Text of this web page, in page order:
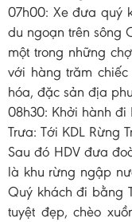
07h00: Xe đưa quý
du ngoạn trên sông
một trong những
với hàng trăm
hóa, đặc sản địa
08h30: Khởi hành đi
Trưa: Tới KDL Rừng
Sau đó HDV đưa
là khu rừng ngập
Quý khách đi bằng
tuyệt đẹp, chèo